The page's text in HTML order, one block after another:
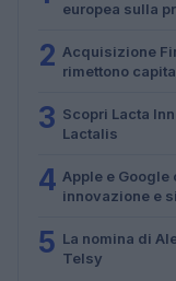
europea sulla
2 Acquisizione
rimettono
3 Scopri Lacta
Lactalis
4 Apple e
innovazione e
5 La nomina di
Telsy